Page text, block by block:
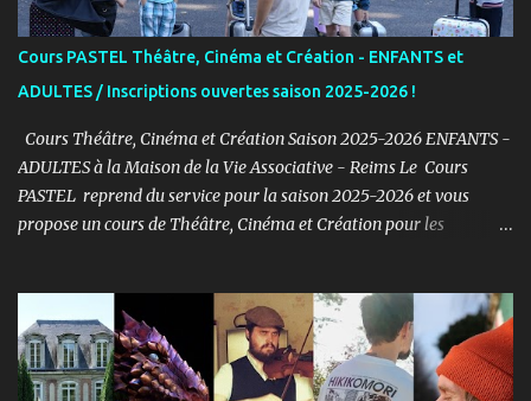
Cours PASTEL Théâtre, Cinéma et Création - ENFANTS et
ADULTES / Inscriptions ouvertes saison 2025-2026 !
Cours Théâtre, Cinéma et Création Saison 2025-2026 ENFANTS -
ADULTES à la Maison de la Vie Associative - Reims Le Cours
PASTEL reprend du service pour la saison 2025-2026 et vous
propose un cours de Théâtre, Cinéma et Création pour les
d’élèves au Studio PASTEL anciennement, le Cours PASTEL revient
à la Maison de la Vie Associative dans une salle de 150m2 pour
pratiquer confortablement avec des élèves passionnés et curieux
d’apprendre. COURS ENFANTS Notre volonté : permettre